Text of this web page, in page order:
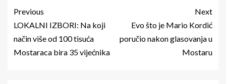
Previous
LOKALNI IZBORI: Na koji
način više od 100 tisuća
Mostaraca bira 35 vijećnika
Next
Evo što je Mario Kordić
poručio nakon glasovanja u
Mostaru